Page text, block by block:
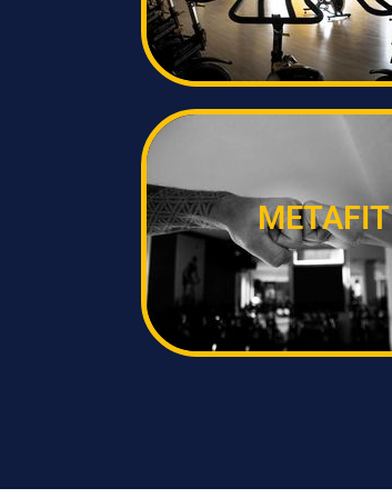
METAFIT